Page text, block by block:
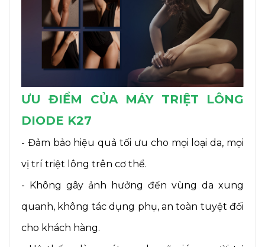
ƯU ĐIỂM CỦA MÁY TRIỆT LÔNG
DIODE K27
- Đảm bảo hiệu quả tối ưu cho mọi loại da, mọi
vị trí triệt lông trên cơ thể.
- Không gây ảnh hưởng đến vùng da xung
quanh, không tác dụng phụ, an toàn tuyệt đối
cho khách hàng.